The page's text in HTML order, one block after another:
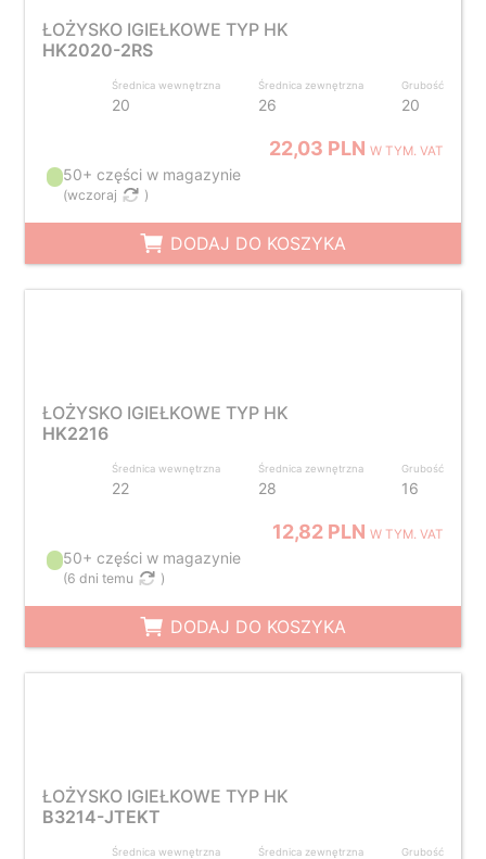
ŁOŻYSKO IGIEŁKOWE TYP HK
HK2020-2RS
Średnica wewnętrzna
20
Średnica zewnętrzna
26
Grubość
20
22,03 PLNW TYM. VAT
50+ części w magazynie
(wczoraj )
DODAJ DO KOSZYKA
ŁOŻYSKO IGIEŁKOWE TYP HK
HK2216
Średnica wewnętrzna
22
Średnica zewnętrzna
28
Grubość
16
12,82 PLNW TYM. VAT
50+ części w magazynie
(6 dni temu )
DODAJ DO KOSZYKA
ŁOŻYSKO IGIEŁKOWE TYP HK
B3214-JTEKT
Średnica wewnętrzna Średnica zewnętrzna Grubość